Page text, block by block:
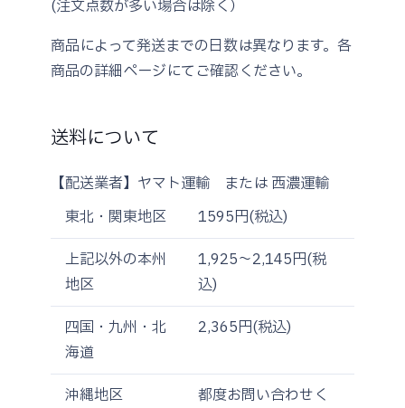
(注文点数が多い場合は除く）
商品によって発送までの日数は異なります。各
商品の詳細ページにてご確認ください。
送料について
【配送業者】ヤマト運輸 または 西濃運輸
東北・関東地区
1595円(税込)
上記以外の本州
地区
1,925～2,145円(税
込)
四国・九州・北
海道
2,365円(税込)
沖縄地区
都度お問い合わせく